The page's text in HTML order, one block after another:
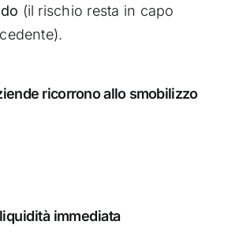
(il rischio resta in capo
ricorrono allo smobilizzo
immediata